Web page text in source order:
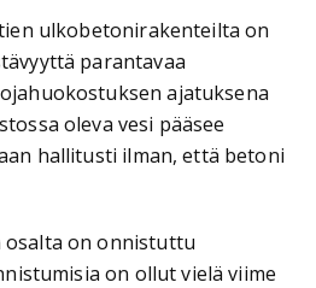
ulkobetonirakenteilta on
parantavaa
ajatuksena
oleva vesi pääsee
hallitusti ilman, että betoni
osalta on onnistuttu
on ollut vielä viime